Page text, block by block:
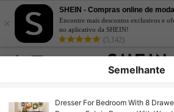
×
SHEIN - Compras online de moda
Encontre mais descontos exclusivos e
no aplicativo da SHEIN!
(5,142)
Semelhante
Dresser For Bedroom With 8